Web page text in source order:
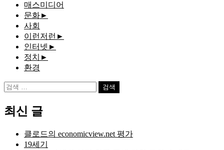
매스미디어
문화►
사회
이런저런 ►
인터넷 ►
정치 ►
환경
검
최신 글
클로드의 economicview.net 평가
19세기